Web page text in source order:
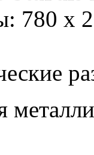
780 х